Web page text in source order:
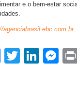
e o bem-estar
agenciabrasil.ebc.com.br
Facebook
Twitter